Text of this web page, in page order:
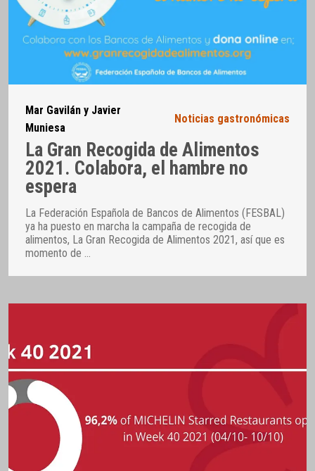
Mar Gavilán y Javier
Muniesa
Noticias gastronómicas
La Gran Recogida de Alimentos
2021. Colabora, el hambre no
espera
La Federación Española de Bancos de Alimentos (FESBAL)
ya ha puesto en marcha la campaña de recogida de
alimentos, La Gran Recogida de Alimentos 2021, así que es
momento de